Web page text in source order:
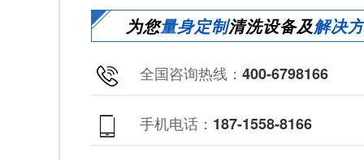
为您量身定制清洗设备及解决
全国咨询热线： 400-6798166
手机电话： 187-1558-8166